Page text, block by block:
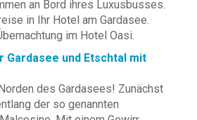
an Bord ihres Luxusbusses.
in Ihr Hotel am Gardasee.
im Hotel Oasi.
Gardasee und Etschtal mit
des Gardasees! Zunächst
der so genannten